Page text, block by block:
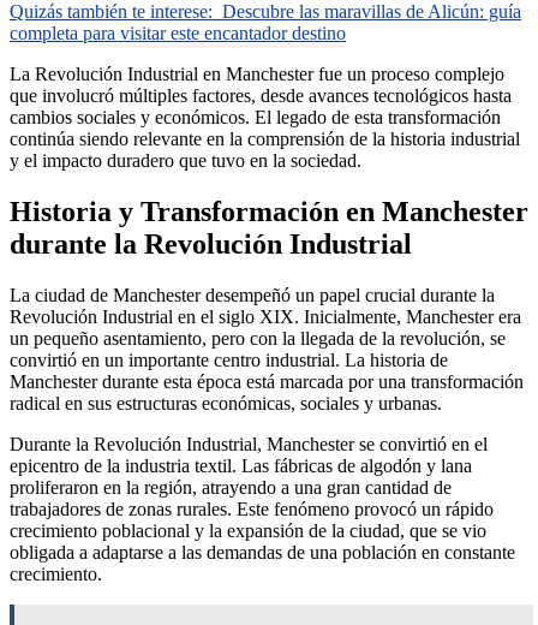
Quizás también te interese: Descubre las maravillas de Alicún: guía
completa para visitar este encantador destino
La Revolución Industrial en Manchester fue un proceso complejo
que involucró múltiples factores, desde avances tecnológicos hasta
cambios sociales y económicos. El legado de esta transformación
continúa siendo relevante en la comprensión de la historia industrial
y el impacto duradero que tuvo en la sociedad.
Historia y Transformación en Manchester
durante la Revolución Industrial
La ciudad de Manchester desempeñó un papel crucial durante la
Revolución Industrial en el siglo XIX. Inicialmente, Manchester era
un pequeño asentamiento, pero con la llegada de la revolución, se
convirtió en un importante centro industrial. La historia de
Manchester durante esta época está marcada por una transformación
radical en sus estructuras económicas, sociales y urbanas.
Durante la Revolución Industrial, Manchester se convirtió en el
epicentro de la industria textil. Las fábricas de algodón y lana
proliferaron en la región, atrayendo a una gran cantidad de
trabajadores de zonas rurales. Este fenómeno provocó un rápido
crecimiento poblacional y la expansión de la ciudad, que se vio
obligada a adaptarse a las demandas de una población en constante
crecimiento.